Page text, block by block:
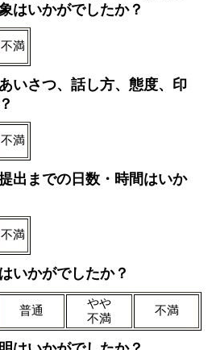
はいかがでしたか？
不満
いさつ、話し方、態度、印
不満
出までの日数・時間はいか
不満
いかがでしたか？
普通
やや
不満
不満